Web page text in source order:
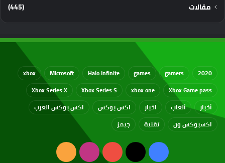
مقالات
(445)
2020
gamers
games
Halo Infinite
Microsoft
xbox
Xbox Game pass
xbox one
Xbox Series S
Xbox Series X
أخبار
ألعاب اخبار اكس بوكس
اكس بوكس العرب
اكسبوكس ون
تقنية جيمز
فيسبوك
‫X
‫YouTubeانستقرامملخص